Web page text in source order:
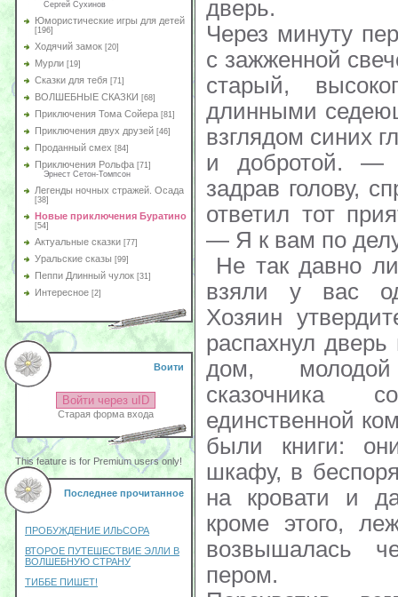
Сергей Сухинов
Юмористические игры для детей
[196]
Ходячий замок [20]
Мурли [19]
Сказки для тебя [71]
ВОЛШЕБНЫЕ СКАЗКИ [68]
Приключения Тома Сойера [81]
Приключения двух друзей [46]
Проданный смех [84]
Приключения Рольфа [71]
Эрнест Сетон-Томпсон
Легенды ночных стражей. Осада
[38]
Новые приключения Буратино
[54]
Актуальные сказки [77]
Уральские сказы [99]
Пеппи Длинный чулок [31]
Интересное [2]
Воити
Войти через uID
Старая форма входа
This feature is for Premium users only!
Последнее прочитанное
ПРОБУЖДЕНИЕ ИЛЬСОРА
ВТОРОЕ ПУТЕШЕСТВИЕ ЭЛЛИ В
ВОЛШЕБНУЮ СТРАНУ
ТИББЕ ПИШЕТ!
дверь.
Через минуту
с зажженной
старый,
длинными
взглядом синих
и добротой. —
задрав голову,
ответил тот
— Я к вам по
Не так давно
взяли у вас
Хозяин
распахнул
дом,
сказочника
единственной
были книги:
шкафу, в
на кровати и
кроме этого,
возвышалась
пером.